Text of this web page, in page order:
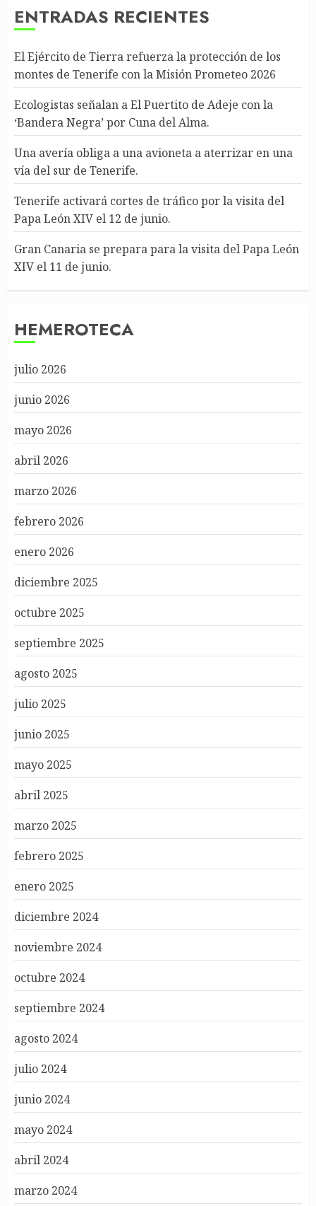
ENTRADAS RECIENTES
El Ejército de Tierra refuerza la protección de los
montes de Tenerife con la Misión Prometeo 2026
Ecologistas señalan a El Puertito de Adeje con la
‘Bandera Negra’ por Cuna del Alma.
Una avería obliga a una avioneta a aterrizar en una
vía del sur de Tenerife.
Tenerife activará cortes de tráfico por la visita del
Papa León XIV el 12 de junio.
Gran Canaria se prepara para la visita del Papa León
XIV el 11 de junio.
HEMEROTECA
julio 2026
junio 2026
mayo 2026
abril 2026
marzo 2026
febrero 2026
enero 2026
diciembre 2025
octubre 2025
septiembre 2025
agosto 2025
julio 2025
junio 2025
mayo 2025
abril 2025
marzo 2025
febrero 2025
enero 2025
diciembre 2024
noviembre 2024
octubre 2024
septiembre 2024
agosto 2024
julio 2024
junio 2024
mayo 2024
abril 2024
marzo 2024